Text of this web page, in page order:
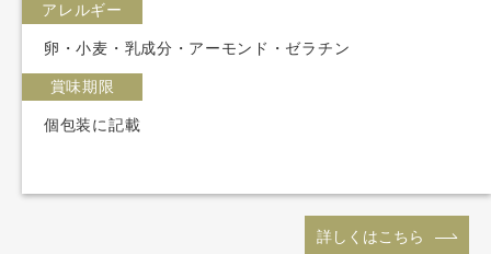
アレルギー
卵・小麦・乳成分・アーモンド・ゼラチン
賞味期限
個包装に記載
詳しくはこちら